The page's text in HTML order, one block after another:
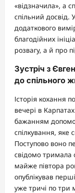
«відзначила», а
спільний досвід.
додаткового
благодійних
розвагу, а й про
Зустріч з
до спільного
Історія кохання
вечері в
бажанням
спілкування, яке
Поступово воно
свідомо тримала
майже півтора
опублікував
уже тричі по три